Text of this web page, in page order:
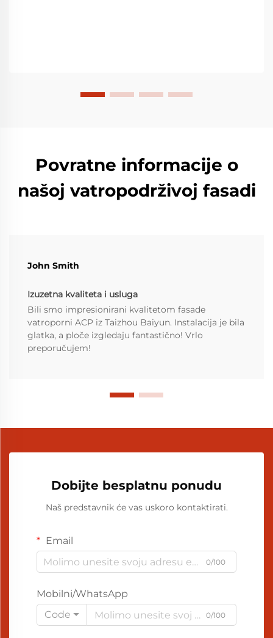
Povratne informacije o
našoj vatropodrživoj fasadi
John Smith
Izuzetna kvaliteta i usluga
Bili smo impresionirani kvalitetom fasade
vatroporni ACP iz Taizhou Baiyun. Instalacija je bila
glatka, a ploče izgledaju fantastično! Vrlo
preporučujem!
Dobijte besplatnu ponudu
Naš predstavnik će vas uskoro kontaktirati.
Email
0/100
Mobilni/WhatsApp
Code
0/100